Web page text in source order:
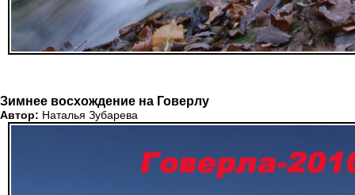
Зимнее восхождение на Говерлу
Автор: Наталья Зубарева